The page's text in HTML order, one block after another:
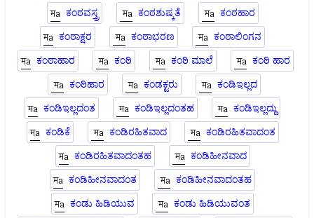
ಕಂಠವಸ್ತ್ರ
ಕಂಠಶುಷ್ಕತೆ
ಕಂಠಹಾರ
ಕಂಠಾಕ್ಷರ
ಕಂಠಾಭರಣ
ಕಂಠಾಲಿಂಗನ
ಕಂಠಾಹಾರ
ಕಂಠಿ ಕಂಠಿ ಮಾಲೆ
ಕಂಠಿ ಹಾರ
ಕಂಠಿಹಾರ
ಕಂಡಕ್ಟರು
ಕಂಡಿಇಲ್ಲದ
ಕಂಡಿಇಲ್ಲದಂತ
ಕಂಡಿಇಲ್ಲದಂತಹ
ಕಂಡಿಇಲ್ಲದ್ದು
ಕಂಡಿಕೆ
ಕಂಡಿರಹಿತವಾದ
ಕಂಡಿರಹಿತವಾದಂತ
ಕಂಡಿರಹಿತವಾದಂತಹ
ಕಂಡಿಹೀನವಾದ
ಕಂಡಿಹೀನವಾದಂತ
ಕಂಡಿಹೀನವಾದಂತಹ
ಕಂಡು ಹಿಡಿಯುವ
ಕಂಡು ಹಿಡಿಯುವಂತ